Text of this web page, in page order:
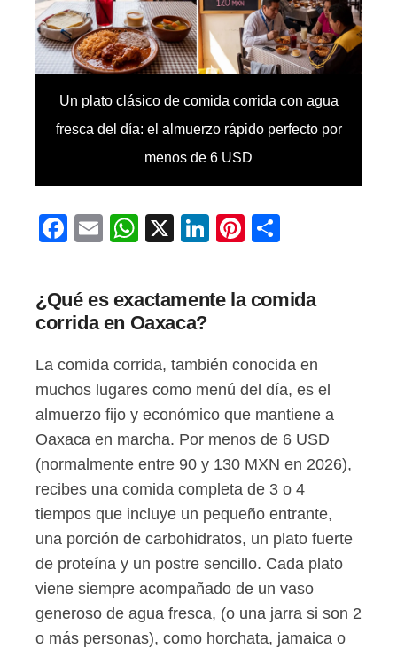
Un plato clásico de comida corrida con agua
fresca del día: el almuerzo rápido perfecto por
menos de 6 USD
Facebook
EmailWhatsApp
X LinkedIn
Pinterest
¿Qué es exactamente la comida
corrida en Oaxaca?
La comida corrida, también conocida en
muchos lugares como menú del día, es el
almuerzo fijo y económico que mantiene a
Oaxaca en marcha. Por menos de 6 USD
(normalmente entre 90 y 130 MXN en 2026),
recibes una comida completa de 3 o 4
tiempos que incluye un pequeño entrante,
una porción de carbohidratos, un plato fuerte
de proteína y un postre sencillo. Cada plato
viene siempre acompañado de un vaso
generoso de agua fresca, (o una jarra si son 2
o más personas), como horchata, jamaica o